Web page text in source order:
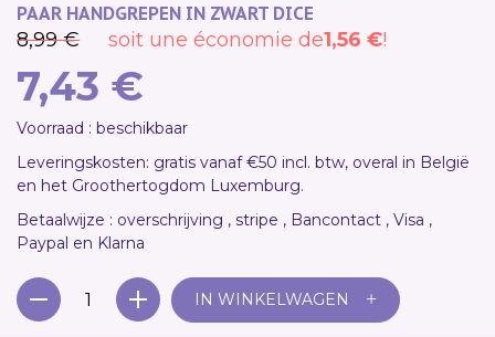
PAAR HANDGREPEN IN ZWART DICE
8,99 € soit une économie de1,56 €!
7,43 €
Voorraad : beschikbaar
Leveringskosten: gratis vanaf €50 incl. btw, overal in België
en het Groothertogdom Luxemburg.
Betaalwijze : overschrijving , stripe , Bancontact , Visa ,
Paypal en Klarna
IN WINKELWAGEN +